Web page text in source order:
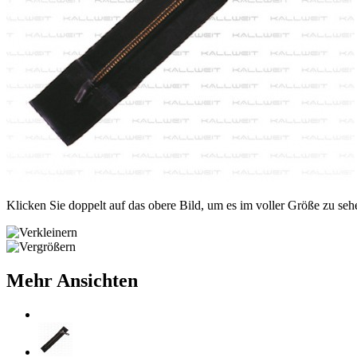
Klicken Sie doppelt auf das obere Bild, um es im voller Größe zu
Mehr Ansichten